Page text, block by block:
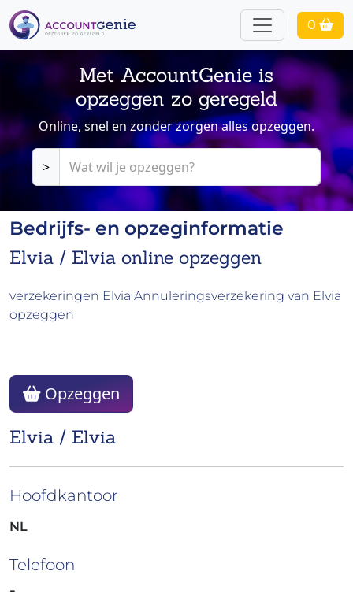
0
Met AccountGenie is
opzeggen zo geregeld
Online, snel en zonder zorgen alles opzeggen.
>
Bedrijfs- en opzeginformatie
Elvia / Elvia online opzeggen
verzekeringen Elvia Annuleringsverzekering van Elvia
opzeggen
Elvia / Elvia
Opzeggen
Hoofdkantoor
NL
Telefoon
-